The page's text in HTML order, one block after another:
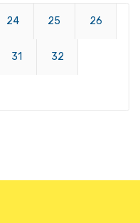
24 25 26
31 32